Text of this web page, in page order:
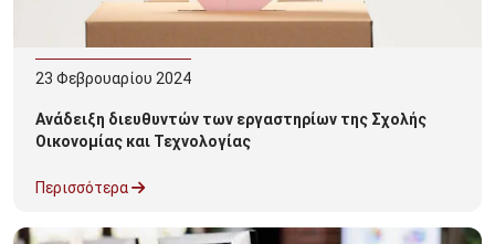
23 Φεβρουαρίου 2024
Ανάδειξη διευθυντών των εργαστηρίων της Σχολής
Οικονομίας και Τεχνολογίας
Περισσότερα